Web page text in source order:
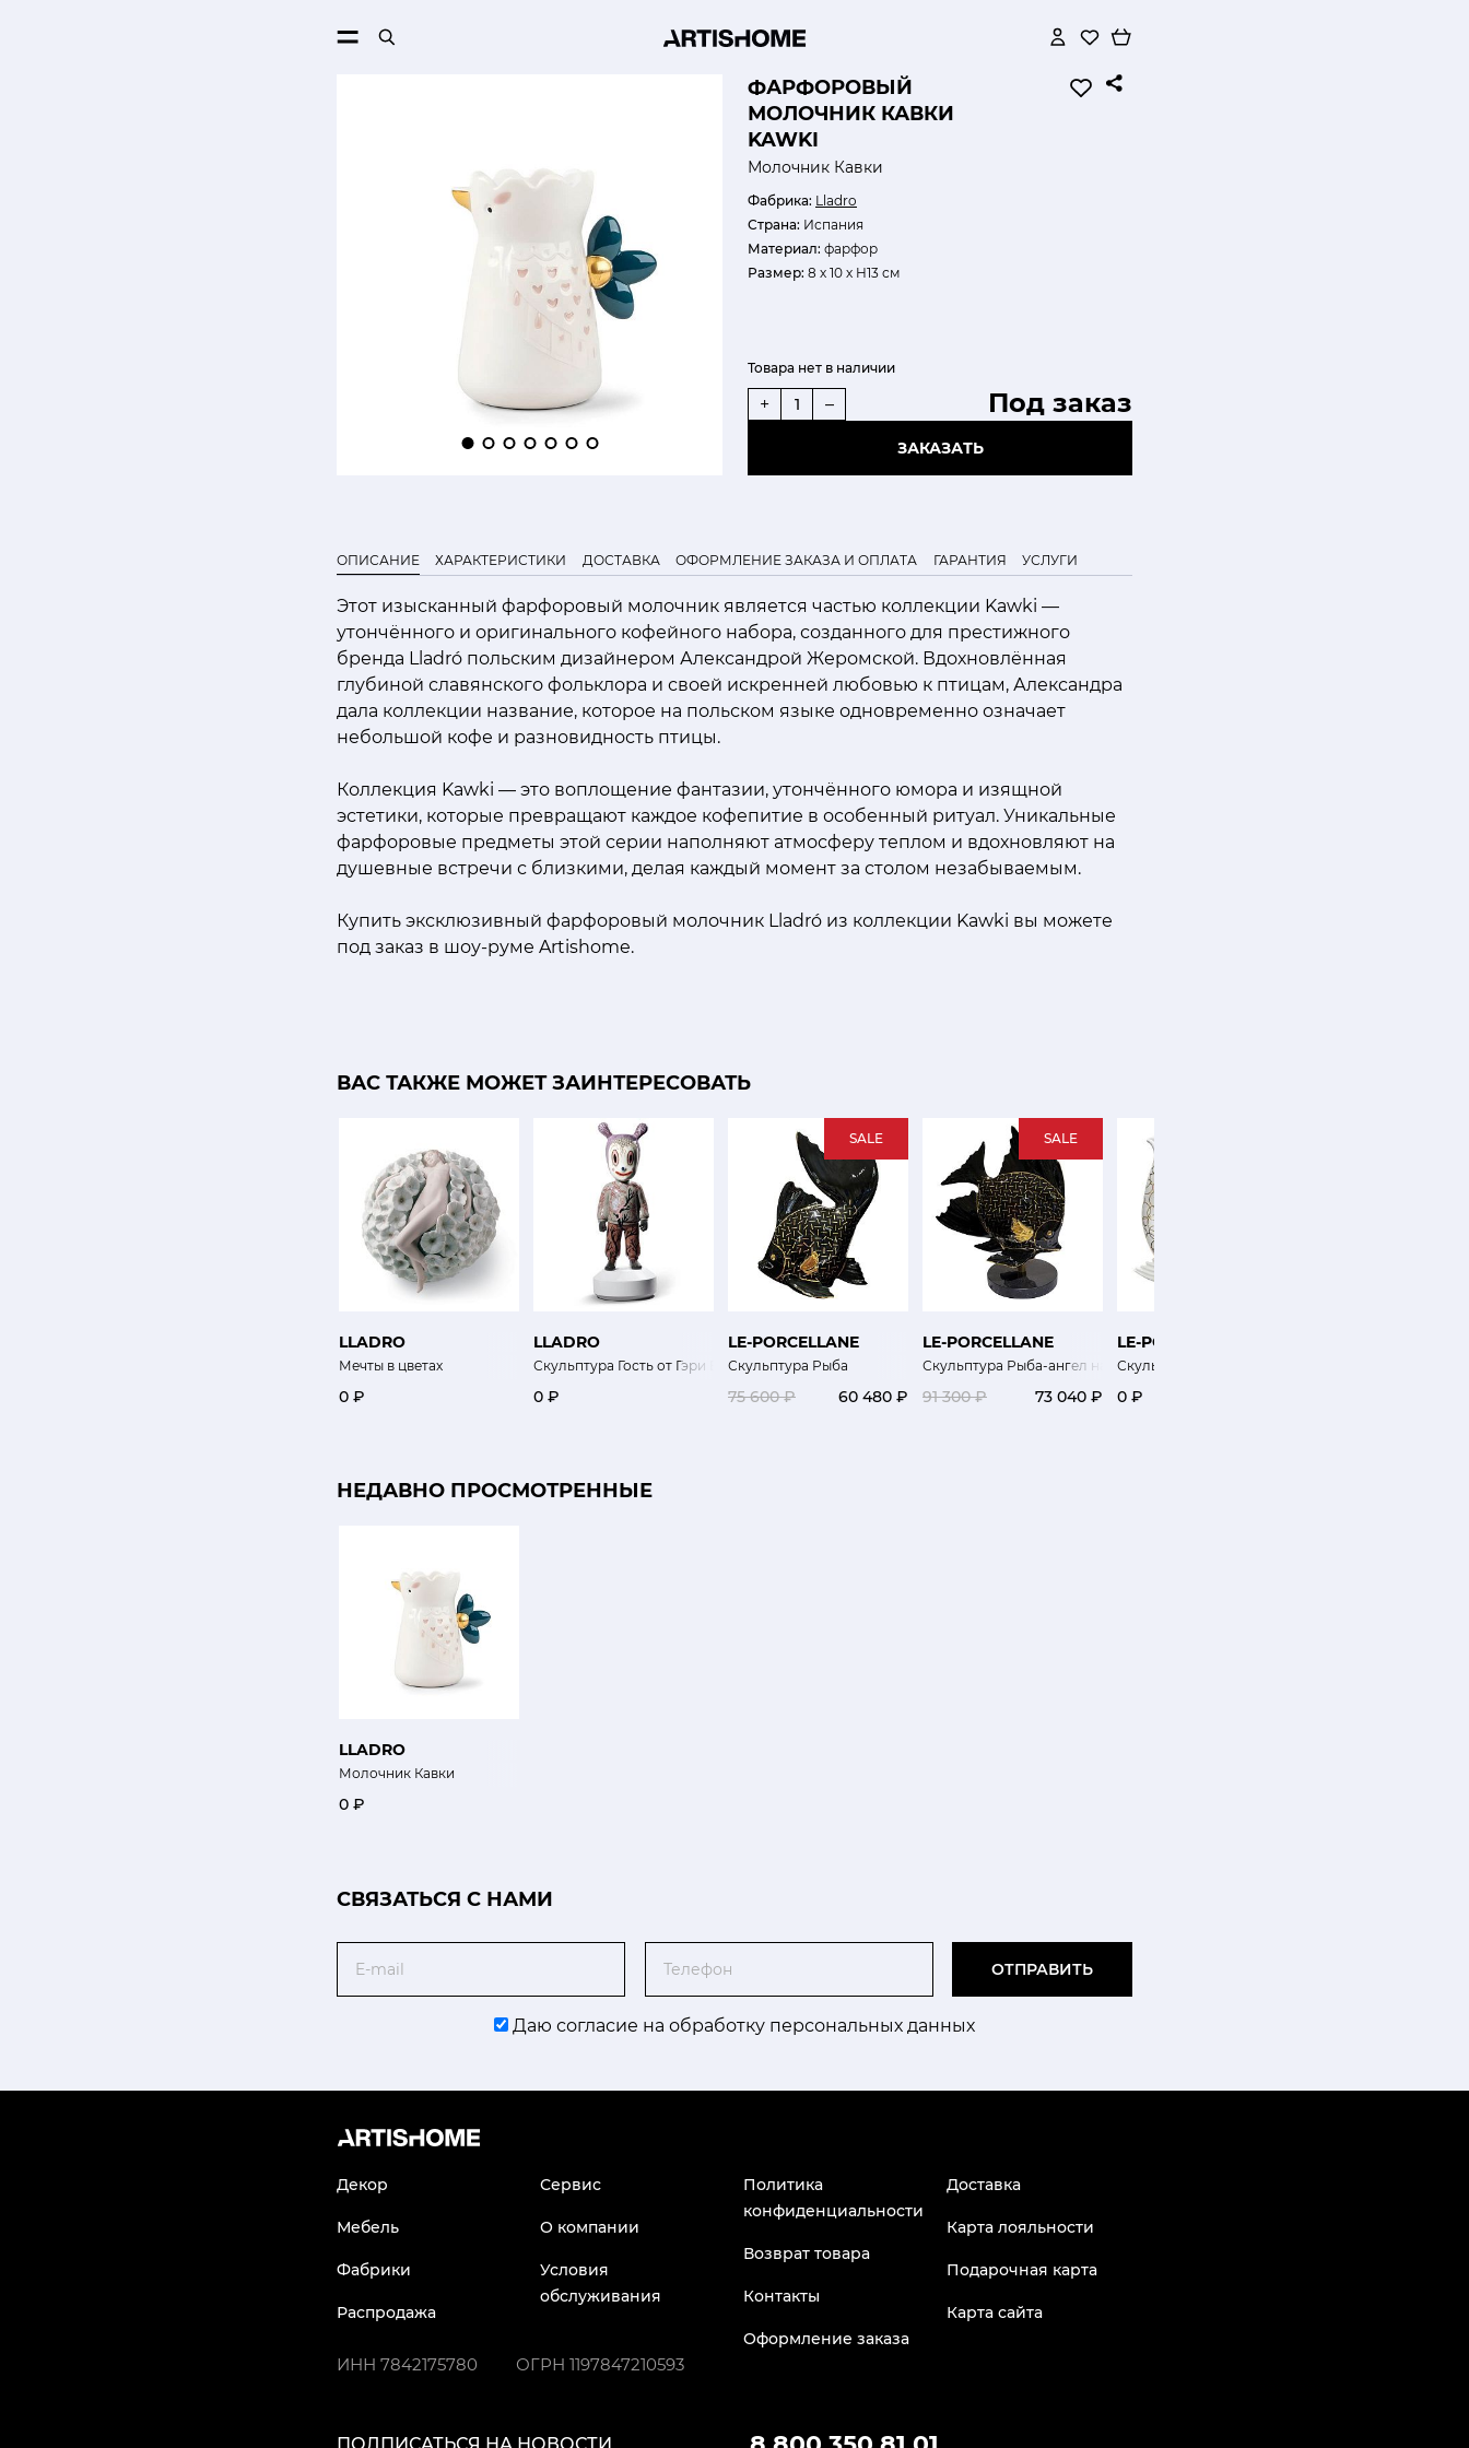
ФАРФОРОВЫЙ
МОЛОЧНИК КАВКИ
KAWKI
Молочник Кавки
Фабрика: Lladro
Страна: Испания
Материал: фарфор
Размер: 8 х 10 х H13 см
Товара нет в наличии
Под заказ
+ –
ЗАКАЗАТЬ
ОПИСАНИЕ ХАРАКТЕРИСТИКИ ДОСТАВКА ОФОРМЛЕНИЕ ЗАКАЗА И ОПЛАТА ГАРАНТИЯ УСЛУГИ
Этот изысканный фарфоровый молочник является частью коллекции Kawki —
утончённого и оригинального кофейного набора, созданного для престижного
бренда Lladró польским дизайнером Александрой Жеромской. Вдохновлённая
глубиной славянского фольклора и своей искренней любовью к птицам, Александра
дала коллекции название, которое на польском языке одновременно означает
небольшой кофе и разновидность птицы.
Коллекция Kawki — это воплощение фантазии, утончённого юмора и изящной
эстетики, которые превращают каждое кофепитие в особенный ритуал. Уникальные
фарфоровые предметы этой серии наполняют атмосферу теплом и вдохновляют на
душевные встречи с близкими, делая каждый момент за столом незабываемым.
Купить эксклюзивный фарфоровый молочник Lladró из коллекции Kawki вы можете
под заказ в шоу-руме Artishome.
ВАС ТАКЖЕ МОЖЕТ ЗАИНТЕРЕСОВАТЬ
LLADRO
Мечты в цветах
0 ₽
LLADRO
Скульптура Гость от Гэри Бэйсман (ограниченная серия)
0 ₽
SALE
LE-PORCELLANE
Скульптура Рыба
75 600 ₽ 60 480 ₽
SALE
LE-PORCELLANE
Скульптура Рыба-ангел на мраморном основаниии
91 300 ₽ 73 040 ₽
LE-PORCELLANE
Скульптура Рыба Марлин
0 ₽
НЕДАВНО ПРОСМОТРЕННЫЕ
LLADRO
Молочник Кавки
0 ₽
CВЯЗАТЬСЯ С НАМИ
ОТПРАВИТЬ
Даю согласие на обработку персональных данных
Декор
Мебель
Фабрики
Распродажа
Сервис
О компании
Условия
обслуживания
Политика
конфиденциальности
Возврат товара
Контакты
Оформление заказа
Доставка
Карта лояльности
Подарочная карта
Карта сайта
ИНН 7842175780 ОГРН 1197847210593